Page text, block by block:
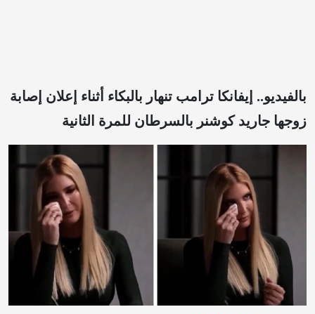
بالفيديو.. إيفانكا ترامب تنهار بالبكاء أثناء إعلان إصابة
زوجها جاريد كوشنر بالسرطان للمرة الثانية